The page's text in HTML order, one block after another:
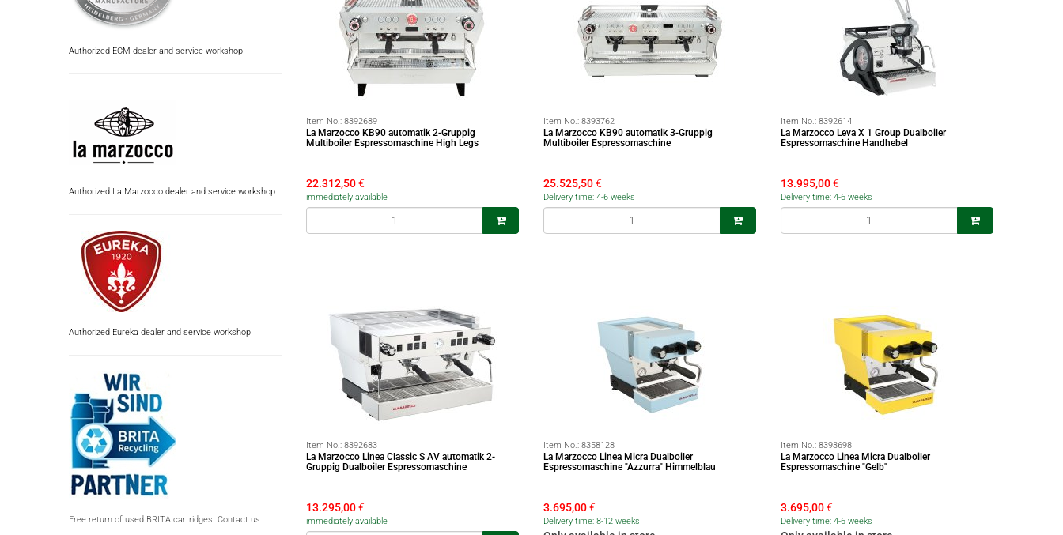
Authorized ECM dealer and service workshop
Authorized La Marzocco dealer and service workshop
Authorized Eureka dealer and service workshop
Free return of used BRITA cartridges. Contact us
Item No.: 8392689
La Marzocco KB90 automatik 2-Gruppig
Multiboiler Espressomaschine High Legs
22.312,50€
immediately available
Item No.: 8393762
La Marzocco KB90 automatik 3-Gruppig
Multiboiler Espressomaschine
25.525,50€
Delivery time: 4-6 weeks
Item No.: 8392614
La Marzocco Leva X 1 Group Dualboiler
Espressomaschine Handhebel
13.995,00€
Delivery time: 4-6 weeks
Item No.: 8392683
La Marzocco Linea Classic S AV automatik 2-
Gruppig Dualboiler Espressomaschine
13.295,00€
immediately available
Item No.: 8358128
La Marzocco Linea Micra Dualboiler
Espressomaschine "Azzurra" Himmelblau
3.695,00€
Delivery time: 8-12 weeks
Item No.: 8393698
La Marzocco Linea Micra Dualboiler
Espressomaschine "Gelb"
3.695,00€
Delivery time: 4-6 weeks